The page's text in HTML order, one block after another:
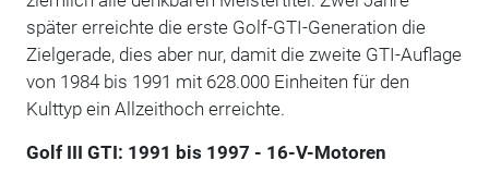
später erreichte die erste Golf-GTI-Generation die
Zielgerade, dies aber nur, damit die zweite GTI-Auflage
von 1984 bis 1991 mit 628.000 Einheiten für den
Kulttyp ein Allzeithoch erreichte.
Golf III GTI: 1991 bis 1997 - 16-V-Motoren